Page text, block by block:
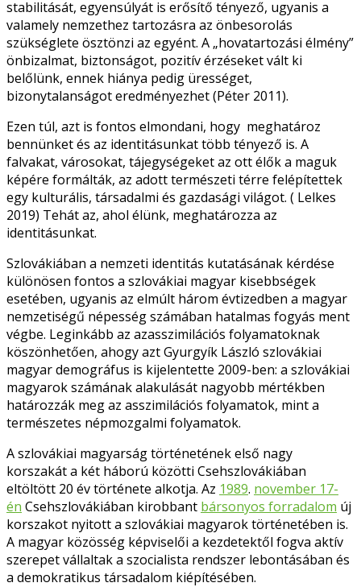
stabilitását, egyensúlyát is erősítő tényező, ugyanis a
valamely nemzethez tartozásra az önbesorolás
szükséglete ösztönzi az egyént. A „hovatartozási élmény”
önbizalmat, biztonságot, pozitív érzéseket vált ki
belőlünk, ennek hiánya pedig ürességet,
bizonytalanságot eredményezhet (Péter 2011).
Ezen túl, azt is fontos elmondani, hogy meghatároz
bennünket és az identitásunkat több tényező is. A
falvakat, városokat, tájegységeket az ott élők a maguk
képére formálták, az adott természeti térre felépítettek
egy kulturális, társadalmi és gazdasági világot. ( Lelkes
2019) Tehát az, ahol élünk, meghatározza az
identitásunkat.
Szlovákiában a nemzeti identitás kutatásának kérdése
különösen fontos a szlovákiai magyar kisebbségek
esetében, ugyanis az elmúlt három évtizedben a magyar
nemzetiségű népesség számában hatalmas fogyás ment
végbe. Leginkább az azasszimilációs folyamatoknak
köszönhetően, ahogy azt Gyurgyík László szlovákiai
magyar demográfus is kijelentette 2009-ben: a szlovákiai
magyarok számának alakulását nagyobb mértékben
határozzák meg az asszimilációs folyamatok, mint a
természetes népmozgalmi folyamatok.
A szlovákiai magyarság történetének első nagy
korszakát a két háború közötti Csehszlovákiában
eltöltött 20 év története alkotja. Az 1989. november 17-
én Csehszlovákiában kirobbant bársonyos forradalom új
korszakot nyitott a szlovákiai magyarok történetében is.
A magyar közösség képviselői a kezdetektől fogva aktív
szerepet vállaltak a szocialista rendszer lebontásában és
a demokratikus társadalom kiépítésében.